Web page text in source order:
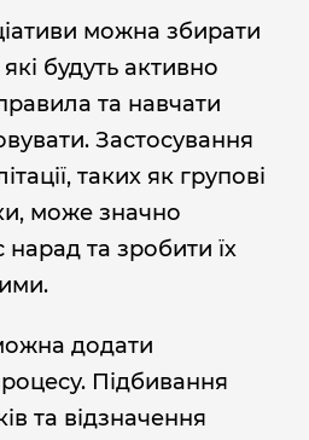
можна збирати
які будуть активно
та навчати
Застосування
таких як групові
може значно
та зробити їх
додати
Підбивання
та відзначення